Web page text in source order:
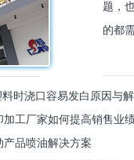
题，
的都
时浇口容易发白原因与
加工厂家如何提高销售业
产品喷油解决方案